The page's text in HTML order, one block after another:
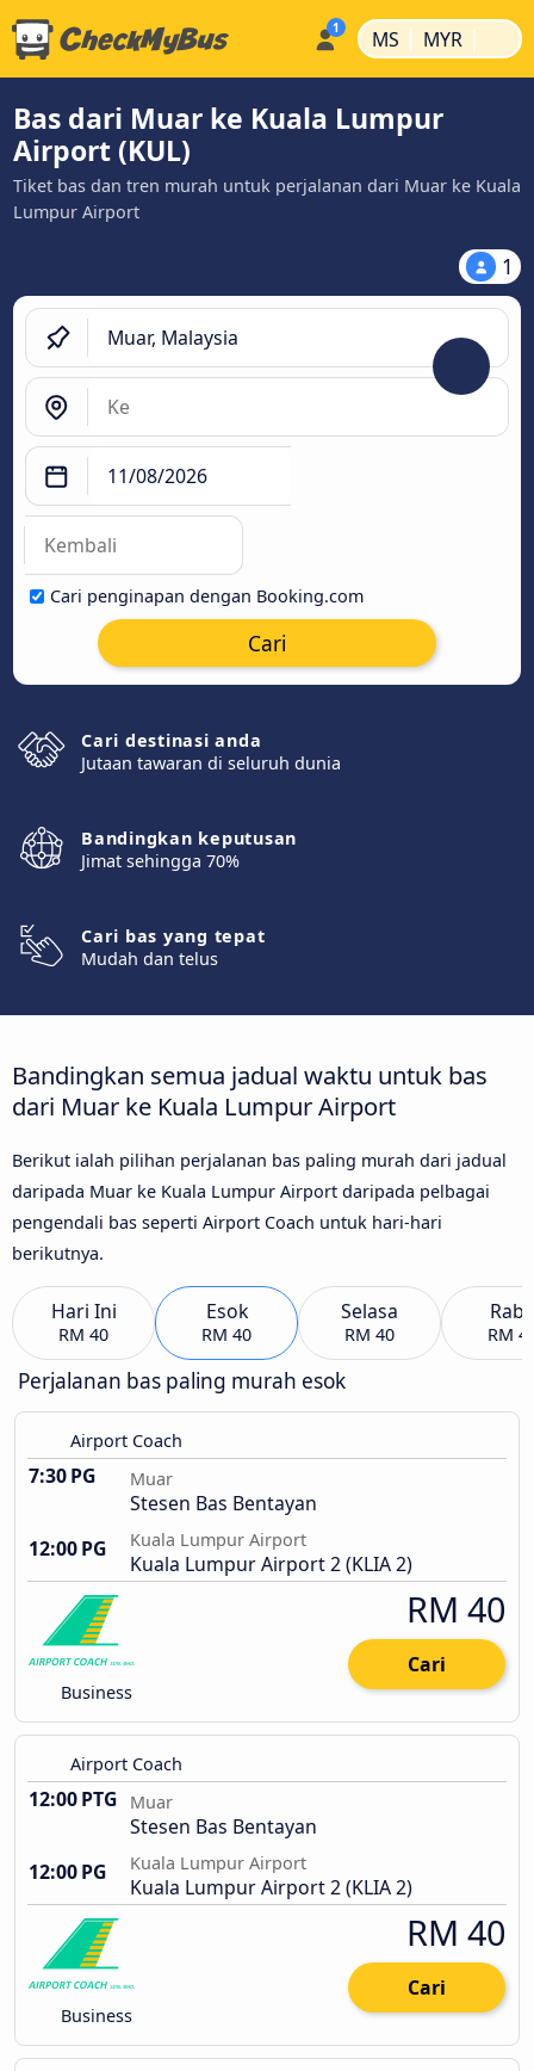
MS | MYR |
Bas dari Muar ke Kuala Lumpur
Airport (KUL)
Tiket bas dan tren murah untuk perjalanan dari Muar ke Kuala
Lumpur Airport
1
Cari penginapan dengan Booking.com
Cari
Cari destinasi anda
Jutaan tawaran di seluruh dunia
Bandingkan keputusan
Jimat sehingga 70%
Cari bas yang tepat
Mudah dan telus
Bandingkan semua jadual waktu untuk bas
dari Muar ke Kuala Lumpur Airport
Berikut ialah pilihan perjalanan bas paling murah dari jadual
daripada Muar ke Kuala Lumpur Airport daripada pelbagai
pengendali bas seperti Airport Coach untuk hari-hari
berikutnya.
Hari Ini
RM 40
Esok
RM 40
Selasa
RM 40 RM
Perjalanan bas paling murah esok
Airport Coach
7:30 PG Muar
Stesen Bas Bentayan
12:00 PG
Kuala Lumpur Airport
Kuala Lumpur Airport 2 (KLIA 2)
Business
RM 40
Cari
Airport Coach
12:00 PTG Muar
Stesen Bas Bentayan
12:00 PG
Kuala Lumpur Airport
Kuala Lumpur Airport 2 (KLIA 2)
Business
RM 40
Cari